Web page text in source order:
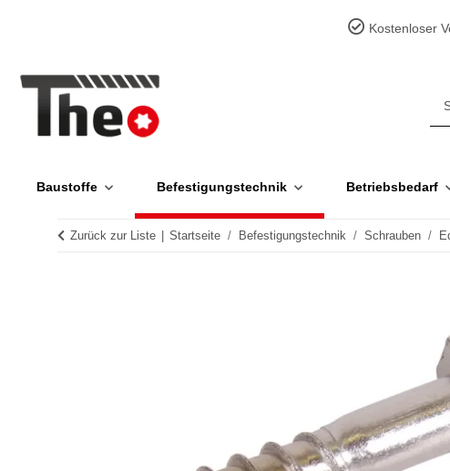
Kostenloser
Baustoffe Befestigungstechnik Betriebsbedarf
Zurück zur Liste Startseite Befestigungstechnik Schrauben